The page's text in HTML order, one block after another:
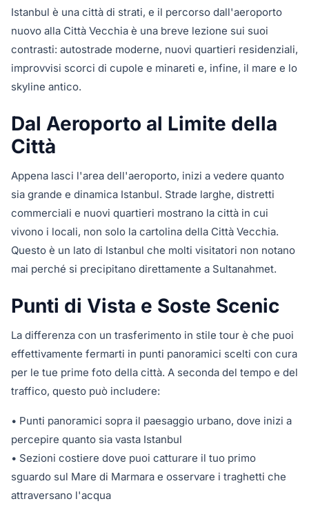
Istanbul è una città di strati, e il percorso dall'aeroporto
nuovo alla Città Vecchia è una breve lezione sui suoi
contrasti: autostrade moderne, nuovi quartieri residenziali,
improvvisi scorci di cupole e minareti e, infine, il mare e lo
skyline antico.
Dal Aeroporto al Limite della
Città
Appena lasci l'area dell'aeroporto, inizi a vedere quanto
sia grande e dinamica Istanbul. Strade larghe, distretti
commerciali e nuovi quartieri mostrano la città in cui
vivono i locali, non solo la cartolina della Città Vecchia.
Questo è un lato di Istanbul che molti visitatori non notano
mai perché si precipitano direttamente a Sultanahmet.
Punti di Vista e Soste Scenic
La differenza con un trasferimento in stile tour è che puoi
effettivamente fermarti in punti panoramici scelti con cura
per le tue prime foto della città. A seconda del tempo e del
traffico, questo può includere:
• Punti panoramici sopra il paesaggio urbano, dove inizi a
percepire quanto sia vasta Istanbul
• Sezioni costiere dove puoi catturare il tuo primo
sguardo sul Mare di Marmara e osservare i traghetti che
attraversano l'acqua